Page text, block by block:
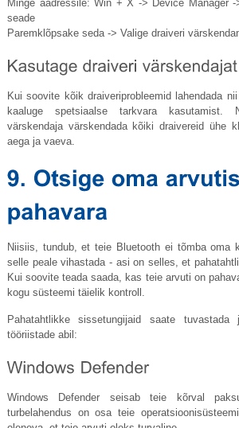
Minge aadressile: Win + X -> Device Manager
seade
Paremklõpsake seda -> Valige draiveri
Kui soovite kõik draiveriprobleemid lahendada
kaaluge spetsiaalse tarkvara kasutamist.
värskendaja värskendada kõiki draivereid ühe
aega ja vaeva.
Niisiis, tundub, et teie Bluetooth ei tõmba oma
selle peale vihastada - asi on selles, et
Kui soovite teada saada, kas teie arvuti on
kogu süsteemi täielik kontroll.
Pahatahtlikke sissetungijaid saate tuvastada
tööriistade abil:
Windows Defender seisab teie kõrval
turbelahendus on osa teie